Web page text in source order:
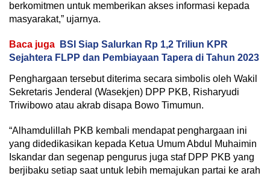
berkomitmen untuk memberikan akses informasi kepada
masyarakat,” ujarnya.
Baca juga
BSI Siap Salurkan Rp 1,2 Triliun KPR
Sejahtera FLPP dan Pembiayaan Tapera di Tahun 2023
Penghargaan tersebut diterima secara simbolis oleh Wakil
Sekretaris Jenderal (Wasekjen) DPP PKB, Risharyudi
Triwibowo atau akrab disapa Bowo Timumun.
“Alhamdulillah PKB kembali mendapat penghargaan ini
yang didedikasikan kepada Ketua Umum Abdul Muhaimin
Iskandar dan segenap pengurus juga staf DPP PKB yang
berjibaku setiap saat untuk lebih memajukan partai ke arah